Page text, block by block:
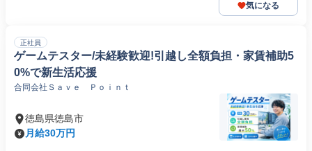
気になる
正社員
ゲームテスター/未経験歓迎!引越し全額負担・家賃補助5
0%で新生活応援
合同会社Ｓａｖｅ Ｐｏｉｎｔ
徳島県徳島市
月給30万円